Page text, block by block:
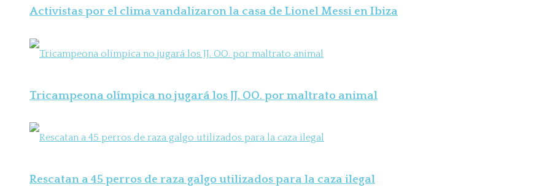
Activistas por el clima vandalizaron la casa de Lionel Messi en Ibiza
Tricampeona olímpica no jugará los JJ. OO. por maltrato animal
Rescatan a 45 perros de raza galgo utilizados para la caza ilegal